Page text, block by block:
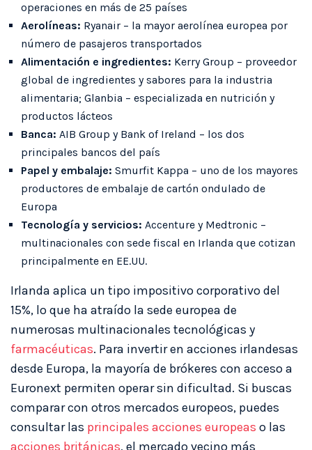
operaciones en más de 25 países
Aerolíneas: Ryanair – la mayor aerolínea europea por
número de pasajeros transportados
Alimentación e ingredientes: Kerry Group – proveedor
global de ingredientes y sabores para la industria
alimentaria; Glanbia – especializada en nutrición y
productos lácteos
Banca: AIB Group y Bank of Ireland – los dos
principales bancos del país
Papel y embalaje: Smurfit Kappa – uno de los mayores
productores de embalaje de cartón ondulado de
Europa
Tecnología y servicios: Accenture y Medtronic –
multinacionales con sede fiscal en Irlanda que cotizan
principalmente en EE.UU.
Irlanda aplica un tipo impositivo corporativo del
15%, lo que ha atraído la sede europea de
numerosas multinacionales tecnológicas y
farmacéuticas. Para invertir en acciones irlandesas
desde Europa, la mayoría de brókeres con acceso a
Euronext permiten operar sin dificultad. Si buscas
comparar con otros mercados europeos, puedes
consultar las principales acciones europeas o las
acciones británicas, el mercado vecino más